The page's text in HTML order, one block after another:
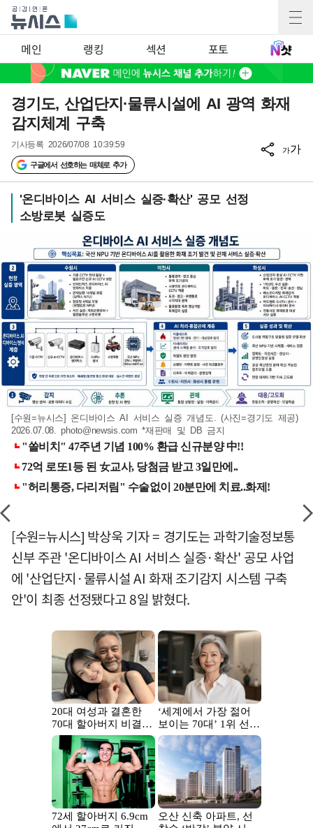
메인 랭킹 섹션 포토
경기도, 산업단지·물류시설에 AI 광역 화재
감지체계 구축
기사등록 2026/07/08 10:39:59
구글에서 선호하는 매체로 추가
가가
'온디바이스 AI 서비스 실증·확산' 공모 선정
소방로봇 실증도
[수원=뉴시스] 온디바이스 AI 서비스 실증 개념도. (사진=경기도 제공)
2026.07.08.photo@newsis.com *재판매 및 DB 금지
[수원=뉴시스] 박상욱 기자 = 경기도는 과학기술정보통
신부 주관 '온디바이스 AI 서비스 실증·확산' 공모 사업
에 '산업단지·물류시설 AI 화재 조기감지 시스템 구축
안'이 최종 선정됐다고 8일 밝혔다.